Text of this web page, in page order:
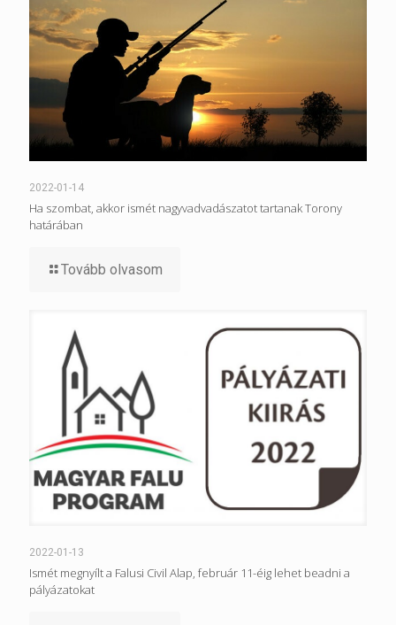
2022-01-14
Ha szombat, akkor ismét nagyvadvadászatot tartanak Torony
határában
Tovább olvasom
2022-01-13
Ismét megnyílt a Falusi Civil Alap, február 11-éig lehet beadni a
pályázatokat